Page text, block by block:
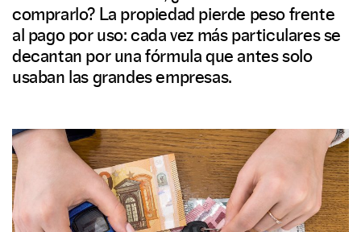
comprarlo? La propiedad pierde peso frente
al pago por uso: cada vez más particulares se
decantan por una fórmula que antes solo
usaban las grandes empresas.